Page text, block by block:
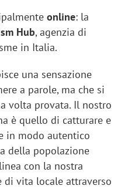
online: la
Hub, agenzia di
in Italia.
una sensazione
a parole, ma che si
volta provata. Il nostro
è quello di catturare e
in modo autentico
della popolazione
con la nostra
di vita locale attraverso